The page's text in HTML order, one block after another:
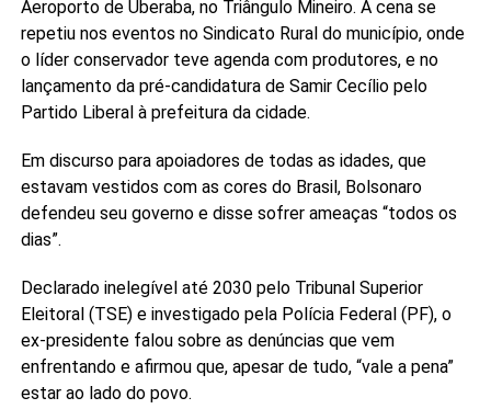
Aeroporto de Uberaba, no Triângulo Mineiro. A cena se
repetiu nos eventos no Sindicato Rural do município, onde
o líder conservador teve agenda com produtores, e no
lançamento da pré-candidatura de Samir Cecílio pelo
Partido Liberal à prefeitura da cidade.
Em discurso para apoiadores de todas as idades, que
estavam vestidos com as cores do Brasil, Bolsonaro
defendeu seu governo e disse sofrer ameaças “todos os
dias”.
Declarado inelegível até 2030 pelo Tribunal Superior
Eleitoral (TSE) e investigado pela Polícia Federal (PF), o
ex-presidente falou sobre as denúncias que vem
enfrentando e afirmou que, apesar de tudo, “vale a pena”
estar ao lado do povo.